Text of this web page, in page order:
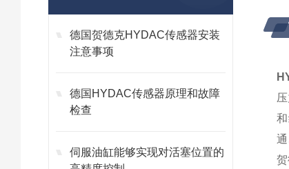
德国贺德克HYDAC传感器安装
注意事项
德国HYDAC传感器原理和故障
检查
伺服油缸能够实现对活塞位置的